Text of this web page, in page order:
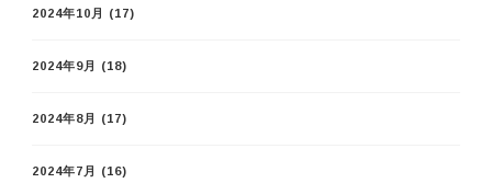
2024年10月 (17)
2024年9月 (18)
2024年8月 (17)
2024年7月 (16)